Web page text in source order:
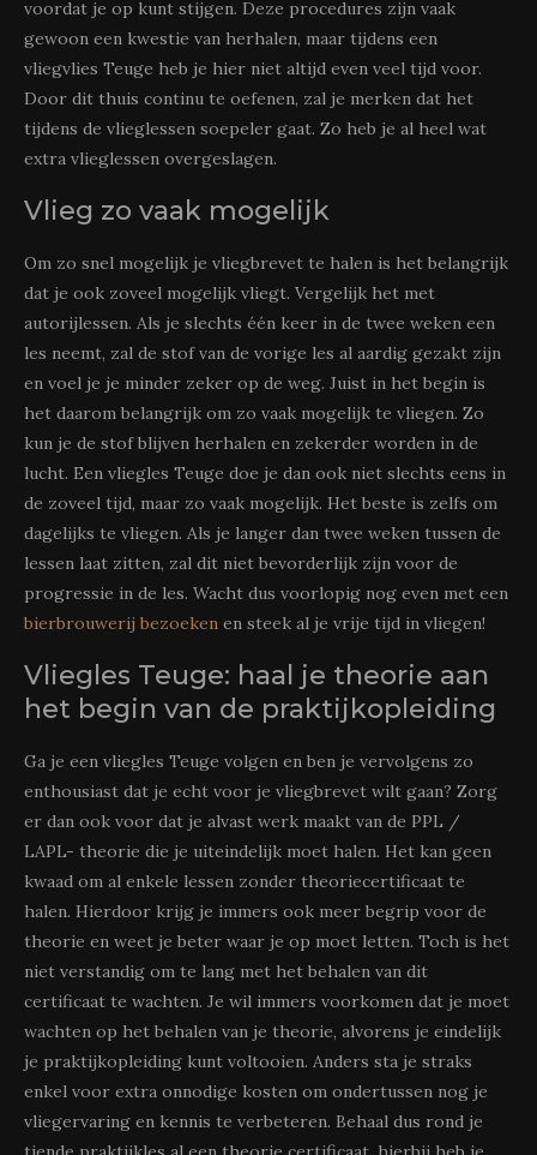
voordat je op kunt stijgen. Deze procedures zijn vaak
gewoon een kwestie van herhalen, maar tijdens een
vliegvlies Teuge heb je hier niet altijd even veel tijd voor.
Door dit thuis continu te oefenen, zal je merken dat het
tijdens de vlieglessen soepeler gaat. Zo heb je al heel wat
extra vlieglessen overgeslagen.
Vlieg zo vaak mogelijk
Om zo snel mogelijk je vliegbrevet te halen is het belangrijk
dat je ook zoveel mogelijk vliegt. Vergelijk het met
autorijlessen. Als je slechts één keer in de twee weken een
les neemt, zal de stof van de vorige les al aardig gezakt zijn
en voel je je minder zeker op de weg. Juist in het begin is
het daarom belangrijk om zo vaak mogelijk te vliegen. Zo
kun je de stof blijven herhalen en zekerder worden in de
lucht. Een vliegles Teuge doe je dan ook niet slechts eens in
de zoveel tijd, maar zo vaak mogelijk. Het beste is zelfs om
dagelijks te vliegen. Als je langer dan twee weken tussen de
lessen laat zitten, zal dit niet bevorderlijk zijn voor de
progressie in de les. Wacht dus voorlopig nog even met een
bierbrouwerij bezoeken en steek al je vrije tijd in vliegen!
Vliegles Teuge: haal je theorie aan
het begin van de praktijkopleiding
Ga je een vliegles Teuge volgen en ben je vervolgens zo
enthousiast dat je echt voor je vliegbrevet wilt gaan? Zorg
er dan ook voor dat je alvast werk maakt van de PPL /
LAPL- theorie die je uiteindelijk moet halen. Het kan geen
kwaad om al enkele lessen zonder theoriecertificaat te
halen. Hierdoor krijg je immers ook meer begrip voor de
theorie en weet je beter waar je op moet letten. Toch is het
niet verstandig om te lang met het behalen van dit
certificaat te wachten. Je wil immers voorkomen dat je moet
wachten op het behalen van je theorie, alvorens je eindelijk
je praktijkopleiding kunt voltooien. Anders sta je straks
enkel voor extra onnodige kosten om ondertussen nog je
vliegervaring en kennis te verbeteren. Behaal dus rond je